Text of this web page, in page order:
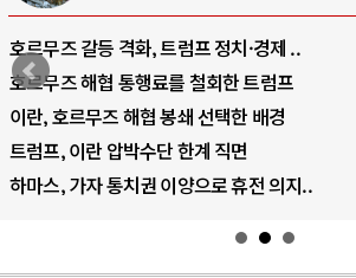
호르무즈 갈등 격화, 트럼프 정치·경제 ..
호르무즈 해협 통행료를 철회한 트럼프
이란, 호르무즈 해협 봉쇄 선택한 배경
트럼프, 이란 압박수단 한계 직면
하마스, 가자 통치권 이양으로 휴전 의지..